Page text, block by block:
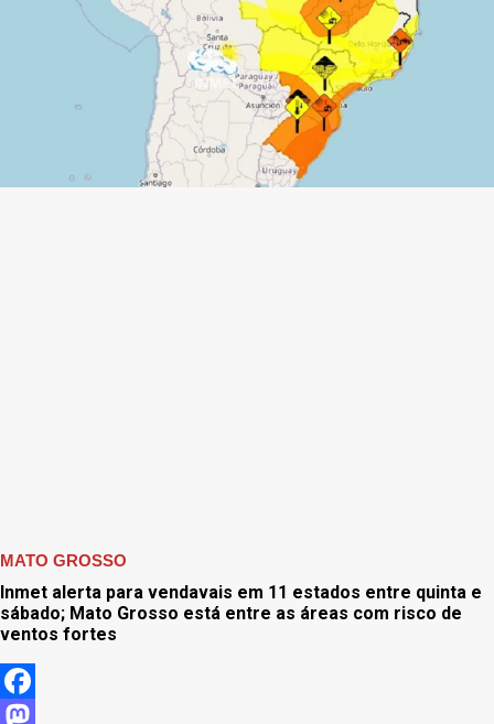
MATO GROSSO
Inmet alerta para vendavais em 11 estados entre quinta e
sábado; Mato Grosso está entre as áreas com risco de
ventos fortes
Facebook